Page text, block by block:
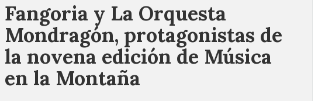
Fangoria y La Orquesta
Mondragón, protagonistas de
la novena edición de Música
en la Montaña